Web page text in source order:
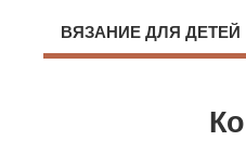
ВЯЗАНИЕ ДЛЯ ДЕТЕЙ